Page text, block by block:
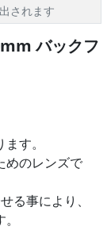
されます
バックフ
す。
めのレンズで
る事により、